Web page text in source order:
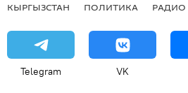
КЫРГЫЗСТАН ПОЛИТИКА РАДИО
Telegram VK